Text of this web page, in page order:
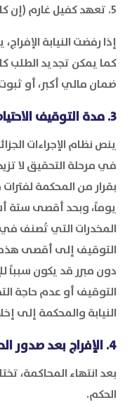
5. تعهد كفيل غارم (إن كان الضمان شخصياً).
إذا رفضت النيابة
كما يمكن تجديد الطلب
ضمان مالي أكبر، أو
3. مدة التوقيف الاحتياطي وأثرها في الإفراج
ينص نظام الإجراءات
في مرحلة التحقيق لا
بقرار من المحكمة لفترات
يوماً، وبحد أقصى ستة
المخدرات التي تُصنف في
التوقيف إلى أقصى هذه
دون مبرر قد يكون سبباً
التوقيف أو عدم حاجة
النيابة والمحكمة إلى
4. الإفراج بعد صدور الحكم
بعد انتهاء المحاكمة،
الحكم.